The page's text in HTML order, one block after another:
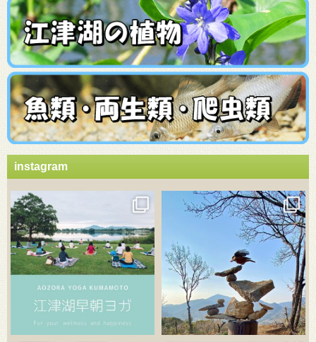
instagram
3月 18